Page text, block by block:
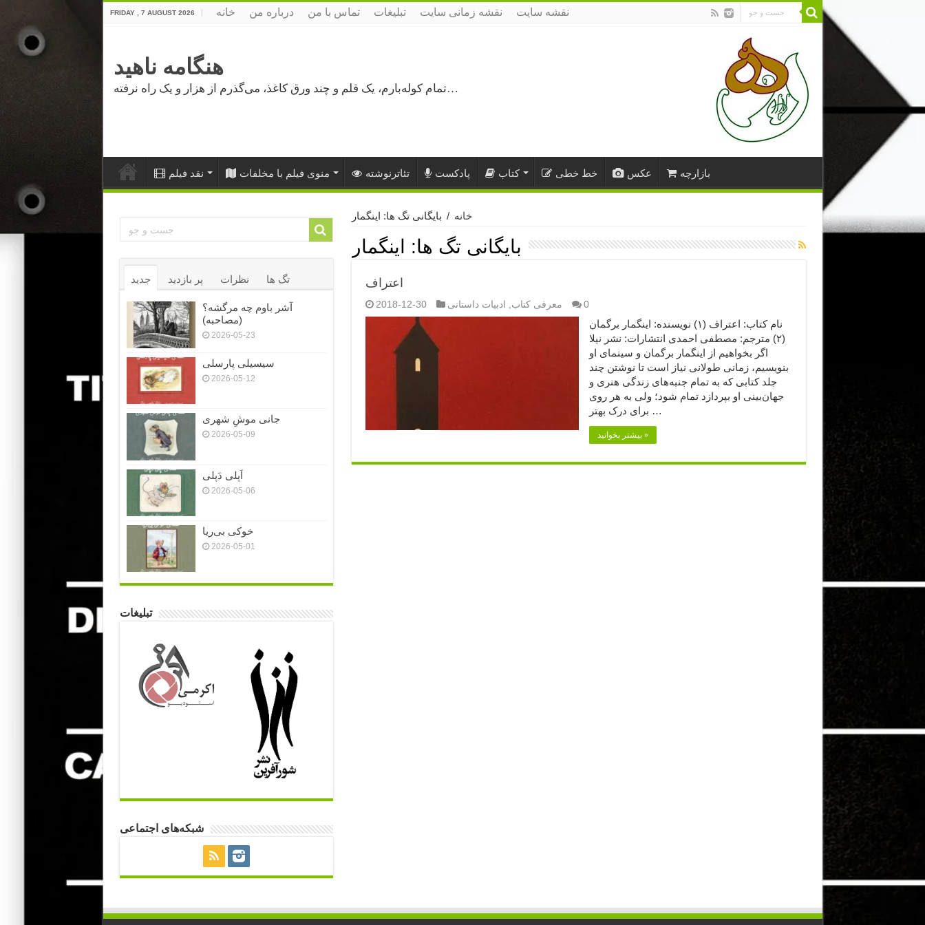
FRIDAY , 7 AUGUST 2026 خانه درباره من تماس با من تبلیغات نقشه زمانی سایت نقشه سایت
هنگامه ناهید
تمام کوله‌بارم، یک قلم و چند ورق کاغذ، می‌گذرم از هزار و یک راه نرفته…
نقد فیلم منوی فیلم با مخلفات تئاترنوشته پادکست کتاب خط خطی عکس بازارچه
خانه / بایگانی تگ ها: اینگمار
بایگانی تگ ها: اینگمار
اعتراف
2018-12-30 معرفی کتاب ادبیات داستانی 0
نام کتاب: اعتراف (۱) نویسنده: اینگمار برگمان
(۲) مترجم: مصطفی احمدی انتشارات: نشر نیلا
اگر بخواهیم از اینگمار برگمان و سینمای او
بنویسیم، زمانی طولانی نیاز است تا نوشتن چند
جلد کتابی که به تمام جنبه‌های زندگی هنری و
جهان‌بینی او بپردازد تمام شود؛ ولی به هر روی
برای درک بهتر …
بیشتر بخوانید »
جدید پر بازدید نظرات تگ ها
آشر باوم چه مرگشه؟
(مصاحبه)
2026-05-23
سیسیلی پارسلی
2026-05-12
جانی موشِ شهری
2026-05-09
اَپلی دَپلی
2026-05-06
خوکی بی‌ریا
2026-05-01
تبلیغات
شبکه‌های اجتماعی